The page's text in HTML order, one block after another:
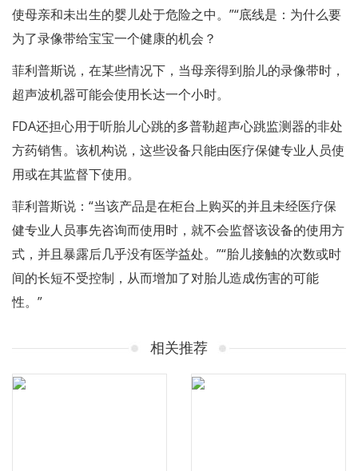
使母亲和未出生的婴儿处于危险之中。”“底线是：为什么要
为了录像带给宝宝一个健康的机会？
菲利普斯说，在某些情况下，当母亲得到胎儿的录像带时，
超声波机器可能会使用长达一个小时。
FDA还担​​心用于听胎儿心跳的多普勒超声心跳监测器的非处
方药销售。该机构说，这些设备只能由医疗保健专业人员使
用或在其监督下使用。
菲利普斯说：“当该产品是在柜台上购买的并且未经医疗保
健专业人员事先咨询而使用时，就不会监督该设备的使用方
式，并且暴露后几乎没有医学益处。”“胎儿接触的次数或时
间的长短不受控制，从而增加了对胎儿造成伤害的可能
性。”
相关推荐